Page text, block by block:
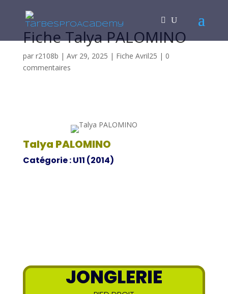
Fiche Talya PALOMINO
par r2108b | Avr 29, 2025 | Fiche Avril25 | 0
commentaires
Talya PALOMINO
Catégorie : U11 (2014)
JONGLERIE